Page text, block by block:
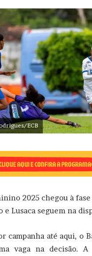
ECB
2025 chegou à
Lusaca seguem na
campanha até aqui, o
vaga na decisão. A